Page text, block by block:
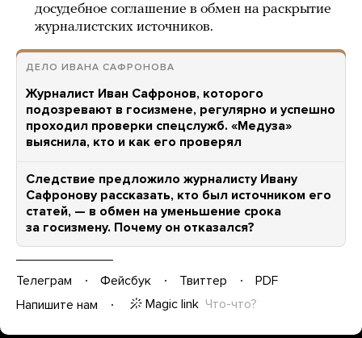
досудебное соглашение в обмен на раскрытие
журналистских источников.
ДЕЛО ИВАНА САФРОНОВА
Журналист Иван Сафронов, которого
подозревают в госизмене, регулярно и успешно
проходил проверки спецслужб. «Медуза»
выяснила, кто и как его проверял
Следствие предложило журналисту Ивану
Сафронову рассказать, кто был источником его
статей, — в обмен на уменьшение срока
за госизмену. Почему он отказался?
Телеграм Фейсбук Твиттер
PDF
Напишите нам
Magic link Что-что?